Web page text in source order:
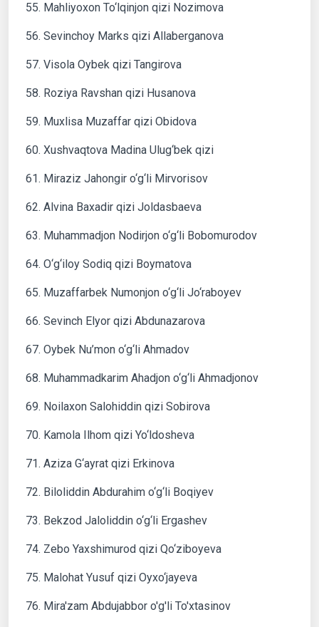
55. Mahliyoxon To‘lqinjon qizi Nozimova
56. Sevinchoy Marks qizi Allaberganova
57. Visola Oybek qizi Tangirova
58. Roziya Ravshan qizi Husanova
59. Muxlisa Muzaffar qizi Obidova
60. Xushvaqtova Madina Ulug‘bek qizi
61. Miraziz Jahongir o‘g‘li Mirvorisov
62. Alvina Baxadir qizi Joldasbaeva
63. Muhammadjon Nodirjon o‘g‘li Bobomurodov
64. O‘g‘iloy Sodiq qizi Boymatova
65. Muzaffarbek Numonjon o‘g‘li Jo‘raboyev
66. Sevinch Elyor qizi Abdunazarova
67. Oybek Nu’mon o‘g‘li Ahmadov
68. Muhammadkarim Ahadjon o‘g‘li Ahmadjonov
69. Noilaxon Salohiddin qizi Sobirova
70. Kamola Ilhom qizi Yo‘ldosheva
71. Aziza G‘ayrat qizi Erkinova
72. Biloliddin Abdurahim o‘g‘li Boqiyev
73. Bekzod Jaloliddin o‘g‘li Ergashev
74. Zebo Yaxshimurod qizi Qo‘ziboyeva
75. Malohat Yusuf qizi Oyxo‘jayeva
76. Mira'zam Abdujabbor o'g'li To'xtasinov